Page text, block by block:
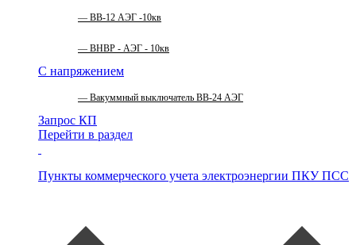
ВВ-12 АЭГ -10кв
ВНВР - АЭГ - 10кв
С напряжением
Вакуммный выключатель ВВ-24 АЭГ
Запрос КП
Перейти в раздел
Пункты коммерческого учета электроэнергии ПКУ ПСС